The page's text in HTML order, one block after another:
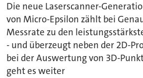
Die neue Laserscanner-
von Micro-Epsilon zählt bei
Messrate zu den
- und überzeugt neben der 2D-
bei der Auswertung von 3D-
geht es weiter